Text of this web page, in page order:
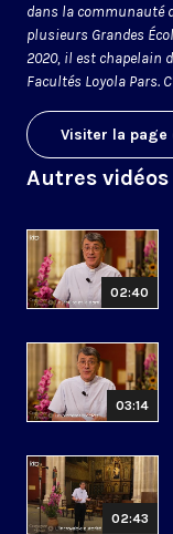
dans la communauté
plusieurs Grandes
2020, il est chapelain
Facultés Loyola Pars.
Visiter la page
Autres
02:40
03:14
02:43